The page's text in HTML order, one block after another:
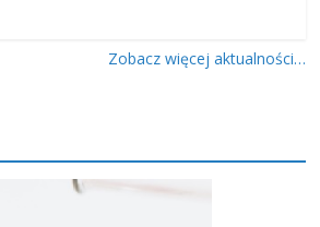
Zobacz więcej aktualności…